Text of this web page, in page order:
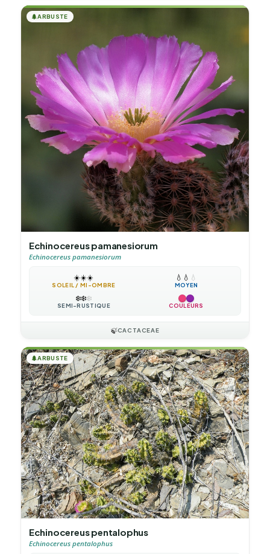
🌲ARBUSTE
Echinocereus pamanesiorum
Echinocereus pamanesiorum
☀️☀️☀️
SOLEIL / MI-OMBRE
💧 💧 💧
MOYEN
❄️❄️❄️
SEMI-RUSTIQUE COULEURS
🍃CACTACEAE
🌲ARBUSTE
Echinocereus pentalophus
Echinocereus pentalophus